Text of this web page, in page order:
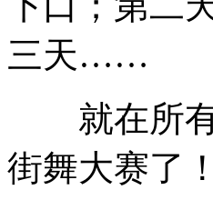
三天……
就在所有
街舞大赛了！